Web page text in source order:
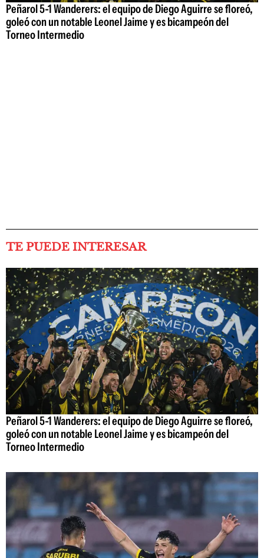
Peñarol 5-1 Wanderers: el equipo de Diego Aguirre se floreó,
goleó con un notable Leonel Jaime y es bicampeón del
Torneo Intermedio
TE PUEDE INTERESAR
Peñarol 5-1 Wanderers: el equipo de Diego Aguirre se floreó,
goleó con un notable Leonel Jaime y es bicampeón del
Torneo Intermedio